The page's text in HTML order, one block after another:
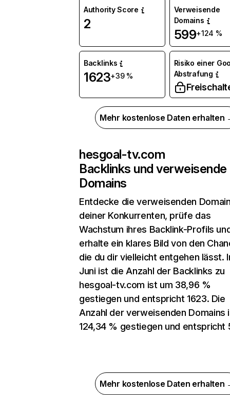
Authority Score
2
Verweisende
Domains
599+124 %
Backlinks
1623+39 %
Risiko einer
Abstrafung
Mehr kostenlose Daten erhalten
hesgoal-tv.com
Backlinks und verweisende
Domains
Entdecke die verweisenden
deiner Konkurrenten, prüfe das
Wachstum ihres Backlink-Profils
erhalte ein klares Bild von den
die du dir vielleicht entgehen lässt.
Juni ist die Anzahl der Backlinks zu
hesgoal-tv.com ist um 38,96 %
gestiegen und entspricht 1623. Die
Anzahl der verweisenden Domains
124,34 % gestiegen und entspricht
Mehr kostenlose Daten erhalten